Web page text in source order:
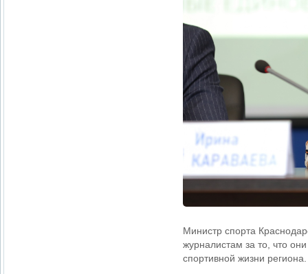
Министр спорта
журналистам за то, что
спортивной жизни региона.